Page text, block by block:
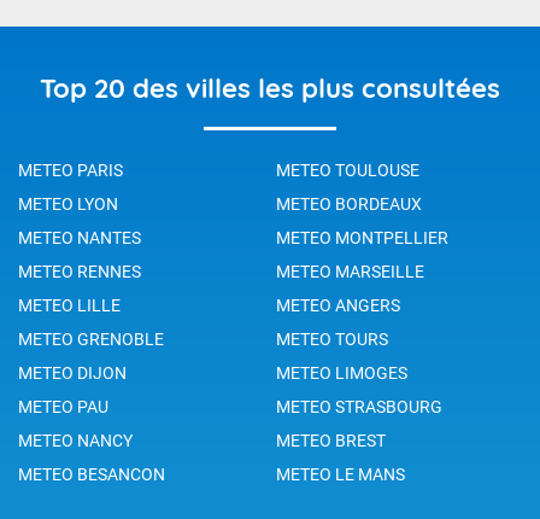
Top 20 des villes les plus consultées
METEO PARIS
METEO TOULOUSE
METEO LYON
METEO BORDEAUX
METEO NANTES
METEO MONTPELLIER
METEO RENNES
METEO MARSEILLE
METEO LILLE
METEO ANGERS
METEO GRENOBLE
METEO TOURS
METEO DIJON
METEO LIMOGES
METEO PAU
METEO STRASBOURG
METEO NANCY
METEO BREST
METEO BESANCON
METEO LE MANS